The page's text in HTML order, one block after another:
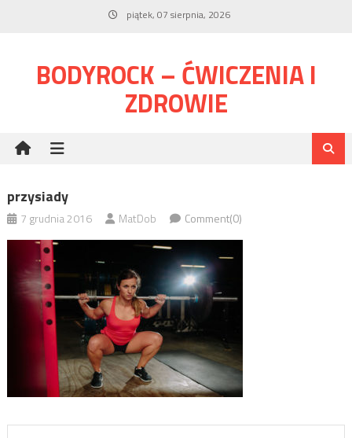
piątek, 07 sierpnia, 2026
BODYROCK – ĆWICZENIA I
ZDROWIE
przysiady
7 grudnia 2016 MatDob Comment(0)